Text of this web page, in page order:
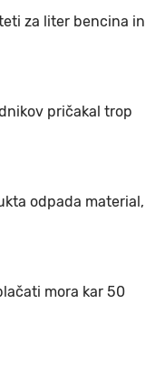
za liter bencina in
pričakal trop
odpada material,
mora kar 50